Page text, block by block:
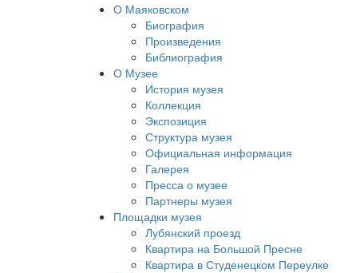
О Маяковском
Биография
Произведения
Библиография
О Музее
История музея
Коллекция
Экспозиция
Структура музея
Официальная информация
Галерея
Пресса о музее
Партнеры музея
Площадки музея
Лубянский проезд
Квартира на Большой Пресне
Квартира в Студенецком Переулке